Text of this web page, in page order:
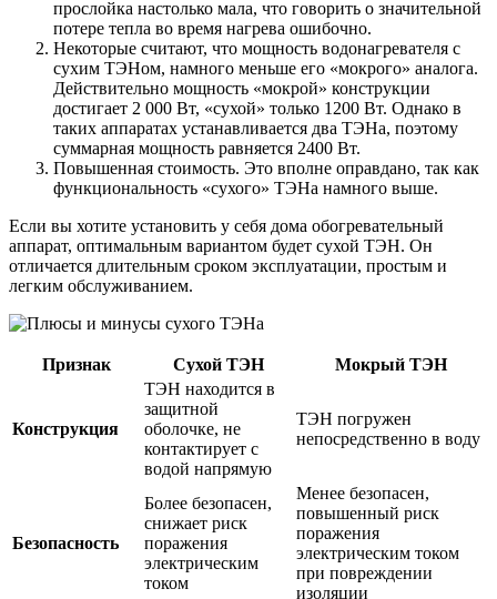
прослойка настолько мала, что говорить о значительной
потере тепла во время нагрева ошибочно.
Некоторые считают, что мощность водонагревателя с
сухим ТЭНом, намного меньше его «мокрого» аналога.
Действительно мощность «мокрой» конструкции
достигает 2 000 Вт, «сухой» только 1200 Вт. Однако в
таких аппаратах устанавливается два ТЭНа, поэтому
суммарная мощность равняется 2400 Вт.
Повышенная стоимость. Это вполне оправдано, так как
функциональность «сухого» ТЭНа намного выше.
Если вы хотите установить у себя дома обогревательный
аппарат, оптимальным вариантом будет сухой ТЭН. Он
отличается длительным сроком эксплуатации, простым и
легким обслуживанием.
Признак Сухой ТЭН Мокрый ТЭН
Конструкция
ТЭН находится в
защитной
оболочке, не
контактирует с
водой напрямую
ТЭН погружен
непосредственно в воду
Безопасность
Более безопасен,
снижает риск
поражения
электрическим
током
Менее безопасен,
повышенный риск
поражения
электрическим током
при повреждении
изоляции